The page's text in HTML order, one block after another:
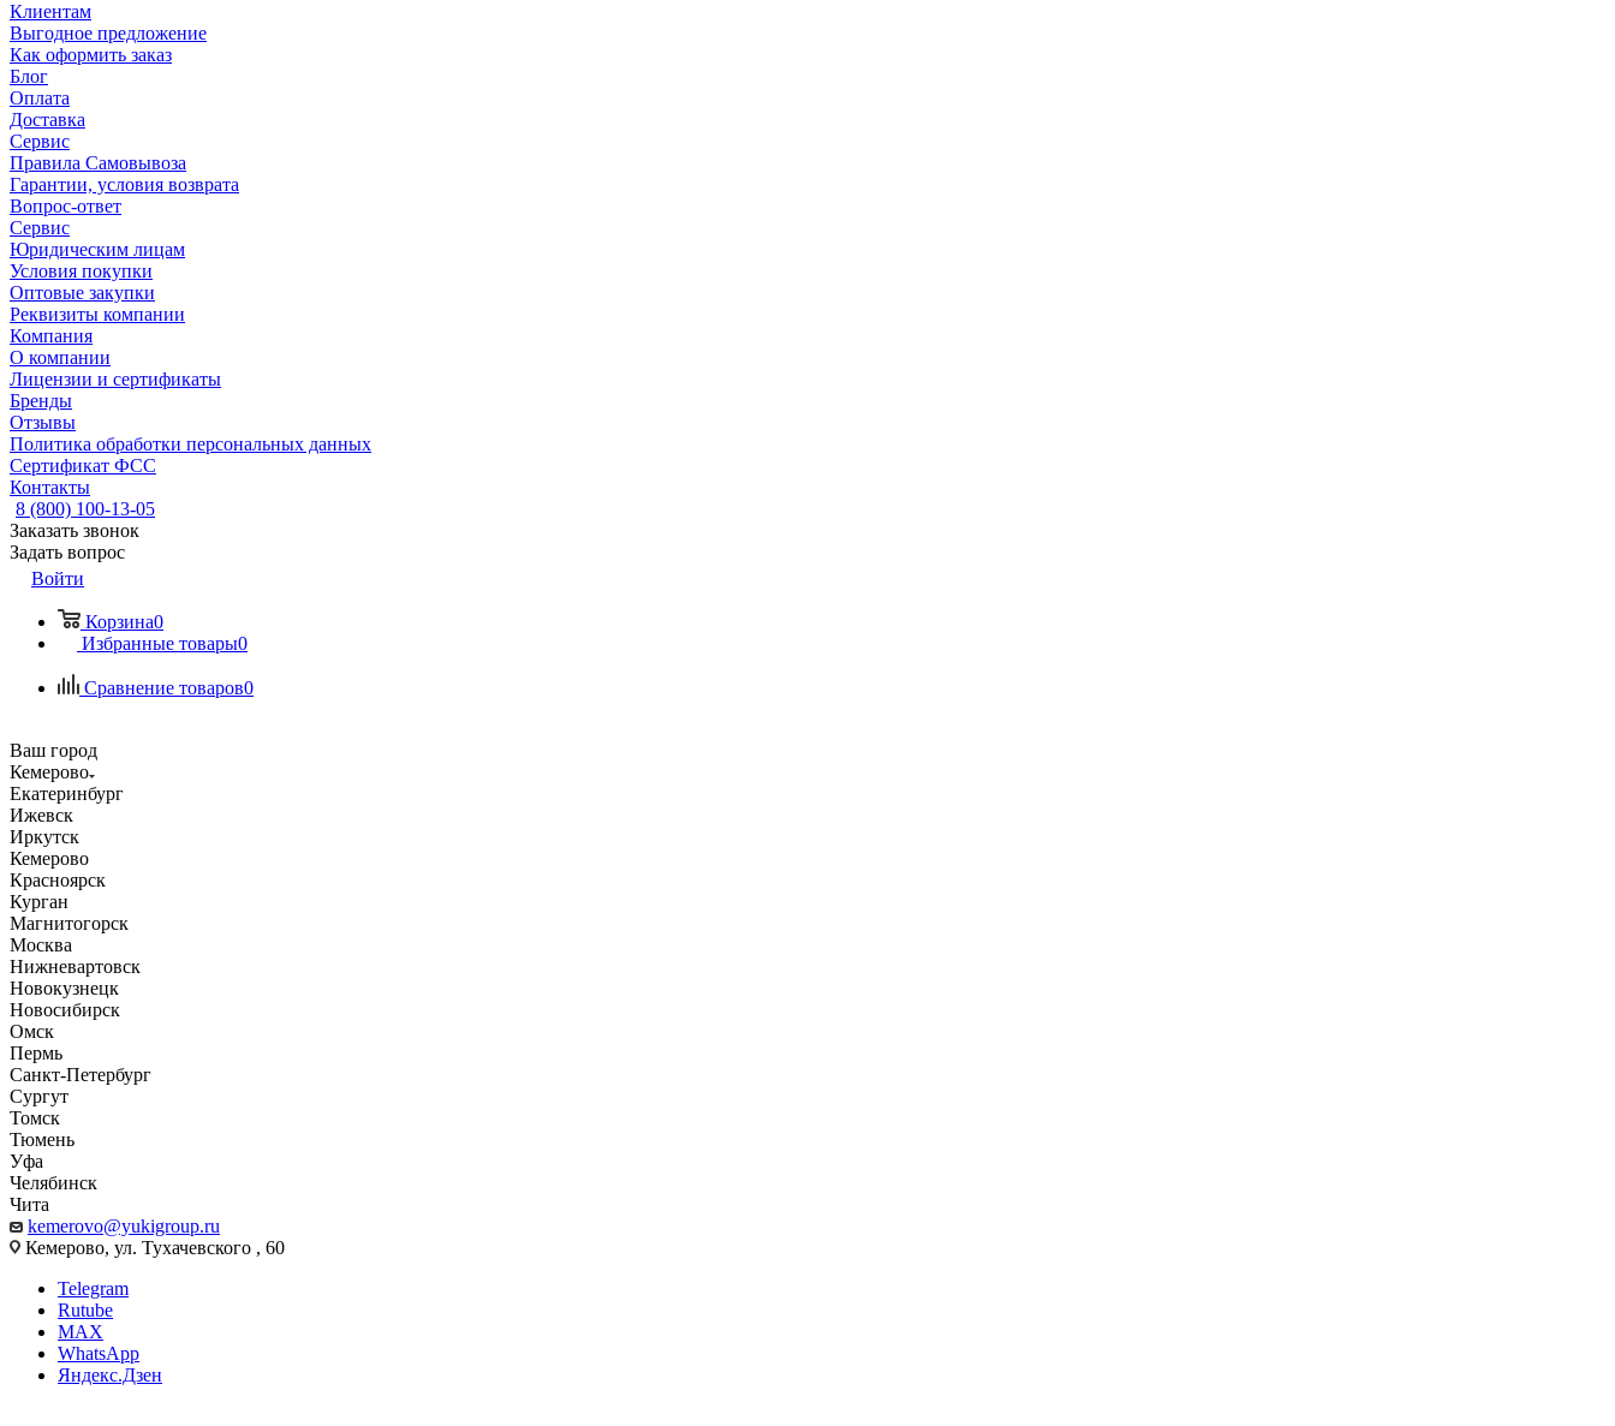
Клиентам
Выгодное предложение
Как оформить заказ
Блог
Оплата
Доставка
Сервис
Правила Самовывоза
Гарантии, условия возврата
Вопрос-ответ
Сервис
Юридическим лицам
Условия покупки
Оптовые закупки
Реквизиты компании
Компания
О компании
Лицензии и сертификаты
Бренды
Отзывы
Политика обработки персональных данных
Сертификат ФСС
Контакты
8 (800) 100-13-05
Заказать звонок
Задать вопрос
Войти
Корзина0
Избранные товары0
Сравнение товаров0
Ваш город
Кемерово
Екатеринбург
Ижевск
Иркутск
Кемерово
Красноярск
Курган
Магнитогорск
Москва
Нижневартовск
Новокузнецк
Новосибирск
Омск
Пермь
Санкт-Петербург
Сургут
Томск
Тюмень
Уфа
Челябинск
Чита
kemerovo@yukigroup.ru
Кемерово, ул. Тухачевского , 60
Telegram
Rutube
MAX
WhatsApp
Яндекс.Дзен